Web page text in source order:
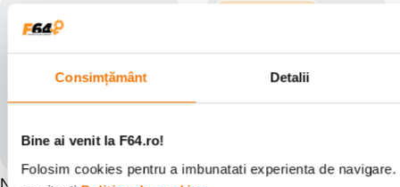
Consimțământ Detalii
Bine ai venit la F64.ro!
Folosim cookies pentru a imbunatati experienta de
Nisi Filtru UV SMC L395
Nisi True Color Filtru